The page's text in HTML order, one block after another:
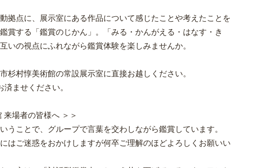
拠点に、展示室にある作品について感じたことや考えたことを
賞する「鑑賞のじかん」。「みる・かんがえる・はなす・き
いの視点にふれながら鑑賞体験を楽しみませんか。
杉村惇美術館の常設展示室に直接お越しください。
ませください。
来場者の皆様へ ＞＞
うことで、グループで言葉を交わしながら鑑賞しています。
はご迷惑をおかけしますが何卒ご理解のほどよろしくお願いい